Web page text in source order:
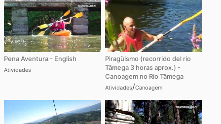
Pena Aventura - English
Atividades
Piragüismo (recorrido del rio
Tâmega 3 horas aprox.) -
Canoagem no Rio Tâmega
Atividades/Canoagem